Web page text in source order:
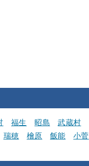
福生 昭島
武蔵村
瑞穂 檜原 飯能 小菅